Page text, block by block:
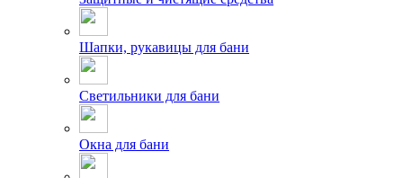
Шапки, рукавицы для бани
Светильники для бани
Окна для бани